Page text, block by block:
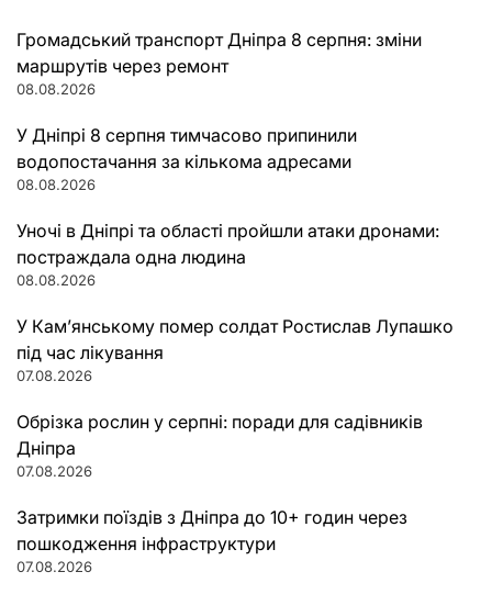
Громадський транспорт Дніпра 8 серпня: зміни
маршрутів через ремонт
08.08.2026
У Дніпрі 8 серпня тимчасово припинили
водопостачання за кількома адресами
08.08.2026
Уночі в Дніпрі та області пройшли атаки дронами:
постраждала одна людина
08.08.2026
У Кам’янському помер солдат Ростислав Лупашко
під час лікування
07.08.2026
Обрізка рослин у серпні: поради для садівників
Дніпра
07.08.2026
Затримки поїздів з Дніпра до 10+ годин через
пошкодження інфраструктури
07.08.2026